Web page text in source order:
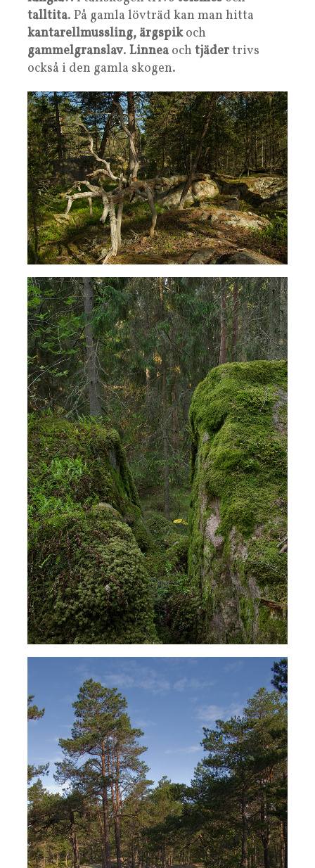
talltita. På gamla lövträd kan man hitta
kantarellmussling, ärgspikoch
gammelgranslav. Linnea och tjädertrivs
också i den gamla skogen.